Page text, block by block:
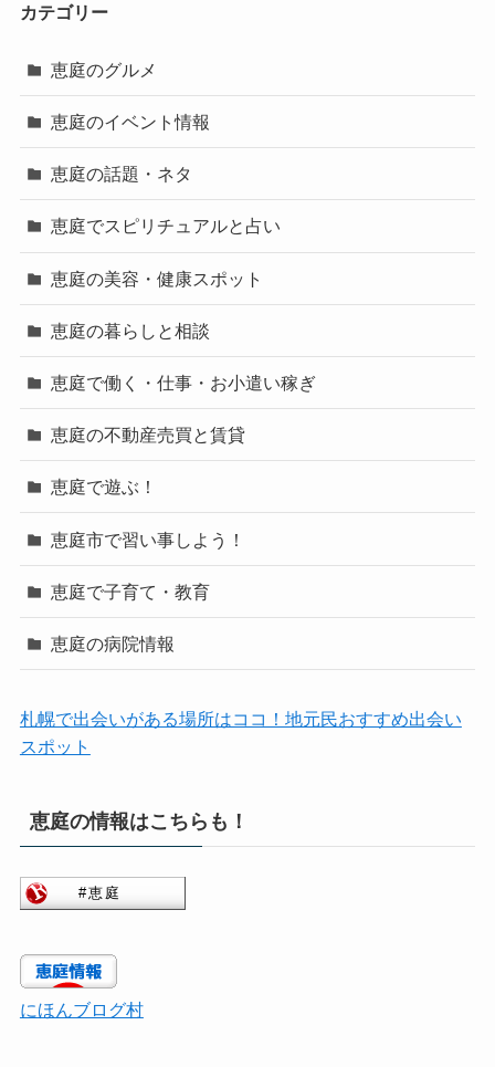
カテゴリー
恵庭のグルメ
恵庭のイベント情報
恵庭の話題・ネタ
恵庭でスピリチュアルと占い
恵庭の美容・健康スポット
恵庭の暮らしと相談
恵庭で働く・仕事・お小遣い稼ぎ
恵庭の不動産売買と賃貸
恵庭で遊ぶ！
恵庭市で習い事しよう！
恵庭で子育て・教育
恵庭の病院情報
札幌で出会いがある場所はココ！地元民おすすめ出会い
スポット
恵庭の情報はこちらも！
にほんブログ村